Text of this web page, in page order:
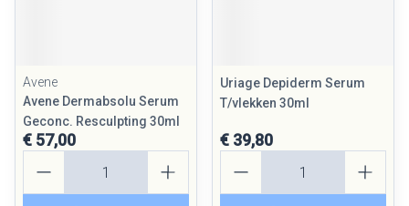
Avene
Avene Dermabsolu Serum
Geconc. Resculpting 30ml
€ 57,00
Uriage Depiderm Serum
T/vlekken 30ml
€ 39,80